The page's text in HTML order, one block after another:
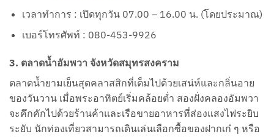
เวลาทำการ : เปิดทุกวัน 07.00 – 16.00 น. (โดยประมาณ)
เบอร์โทรศัพท์ : 080-453-9926
3. ตลาดน้ำอัมพวา จังหวัดสมุทรสงคราม
ตลาดน้ำยามเย็นสุดคลาสสิกที่เต็มไปด้วยเสน่ห์และกลิ่นอาย
ของวันวาน เมื่อพระอาทิตย์เริ่มคล้อยต่ำ สองฝั่งคลองอัมพวา
จะคึกคักไปด้วยร้านค้าและเรือขายอาหารที่ส่องแสงไฟระยิบ
ระยับ นักท่องเที่ยวสามารถเดินเล่นเลือกซื้อของฝากเก๋ ๆ หรือ